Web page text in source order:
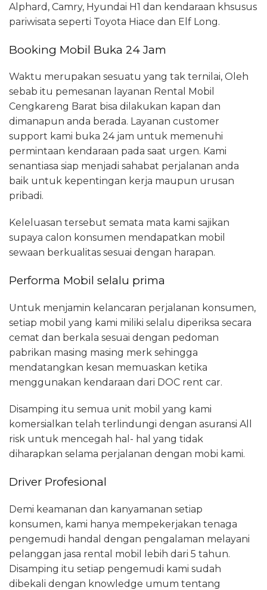
Alphard, Camry, Hyundai H1 dan kendaraan khsusus
pariwisata seperti Toyota Hiace dan Elf Long.
Booking Mobil Buka 24 Jam
Waktu merupakan sesuatu yang tak ternilai, Oleh
sebab itu pemesanan layanan Rental Mobil
Cengkareng Barat bisa dilakukan kapan dan
dimanapun anda berada. Layanan customer
support kami buka 24 jam untuk memenuhi
permintaan kendaraan pada saat urgen. Kami
senantiasa siap menjadi sahabat perjalanan anda
baik untuk kepentingan kerja maupun urusan
pribadi.
Keleluasan tersebut semata mata kami sajikan
supaya calon konsumen mendapatkan mobil
sewaan berkualitas sesuai dengan harapan.
Performa Mobil selalu prima
Untuk menjamin kelancaran perjalanan konsumen,
setiap mobil yang kami miliki selalu diperiksa secara
cemat dan berkala sesuai dengan pedoman
pabrikan masing masing merk sehingga
mendatangkan kesan memuaskan ketika
menggunakan kendaraan dari DOC rent car.
Disamping itu semua unit mobil yang kami
komersialkan telah terlindungi dengan asuransi All
risk untuk mencegah hal- hal yang tidak
diharapkan selama perjalanan dengan mobi kami.
Driver Profesional
Demi keamanan dan kanyamanan setiap
konsumen, kami hanya mempekerjakan tenaga
pengemudi handal dengan pengalaman melayani
pelanggan jasa rental mobil lebih dari 5 tahun.
Disamping itu setiap pengemudi kami sudah
dibekali dengan knowledge umum tentang